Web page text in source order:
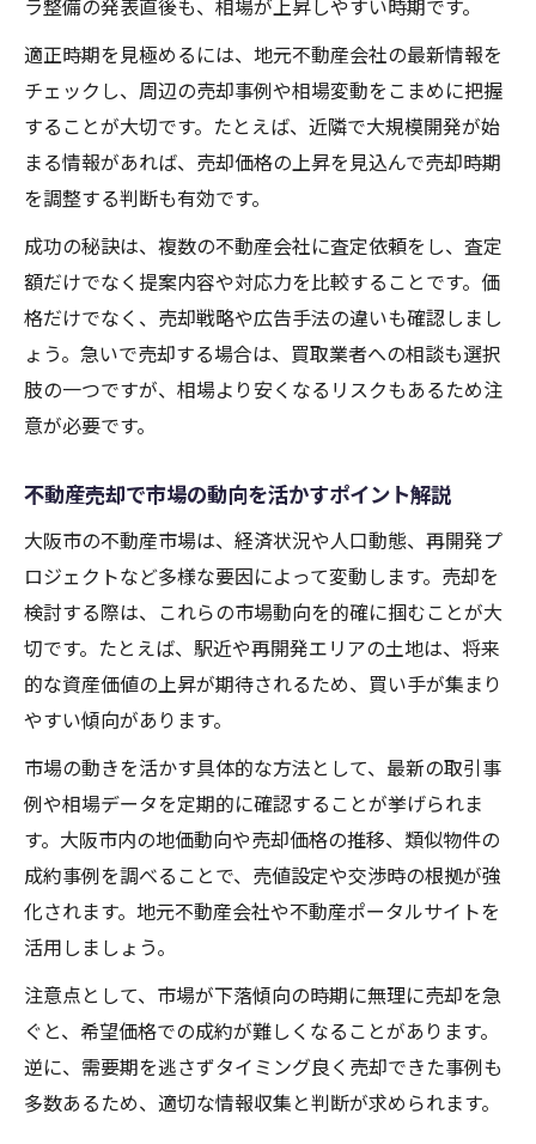
不動産売却に強い大阪市土地の特徴を解説
高額売却を実現する不動産売却の準備方法
大阪市における信頼できる不動産売却術
不動産売却で信頼を得る大阪市土地取引の
安心して任せられる不動産売却業者の見極
大阪市の実績豊富な不動産売却サポート体
制
信頼性重視の大阪市土地不動産売却の方法
ト
悪質業者回避のため知りたい不動産買取業者選
び
不動産売却で悪質業者を見抜く大阪市の注
意点
信頼できる不動産買取業者の選び方ガイド
大阪市で安心できる不動産売却業者の特徴
不動産買取業者ランキング活用術と注意点
大阪市土地売却で重要な業者比較のポイン
ト
ラ整備の発表直後も、相場が上昇しやすい時期です。
適正時期を見極めるには、地元不動産会社の最新情報を
チェックし、周辺の売却事例や相場変動をこまめに把握
することが大切です。たとえば、近隣で大規模開発が始
まる情報があれば、売却価格の上昇を見込んで売却時期
を調整する判断も有効です。
成功の秘訣は、複数の不動産会社に査定依頼をし、査定
額だけでなく提案内容や対応力を比較することです。価
格だけでなく、売却戦略や広告手法の違いも確認しまし
ょう。急いで売却する場合は、買取業者への相談も選択
肢の一つですが、相場より安くなるリスクもあるため注
意が必要です。
不動産売却で市場の動向を活かすポイント解説
大阪市の不動産市場は、経済状況や人口動態、再開発プ
ロジェクトなど多様な要因によって変動します。売却を
検討する際は、これらの市場動向を的確に掴むことが大
切です。たとえば、駅近や再開発エリアの土地は、将来
的な資産価値の上昇が期待されるため、買い手が集まり
やすい傾向があります。
市場の動きを活かす具体的な方法として、最新の取引事
例や相場データを定期的に確認することが挙げられま
す。大阪市内の地価動向や売却価格の推移、類似物件の
成約事例を調べることで、売値設定や交渉時の根拠が強
化されます。地元不動産会社や不動産ポータルサイトを
活用しましょう。
注意点として、市場が下落傾向の時期に無理に売却を急
ぐと、希望価格での成約が難しくなることがあります。
逆に、需要期を逃さずタイミング良く売却できた事例も
多数あるため、適切な情報収集と判断が求められます。